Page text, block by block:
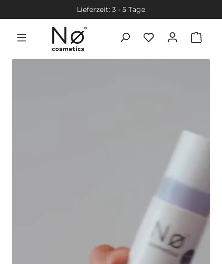
Lieferzeit: 3 - 5 Tage